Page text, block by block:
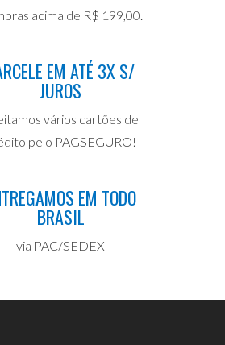
acima de R$ 199,00.
EM ATÉ 3X S/
JUROS
vários cartões de
pelo PAGSEGURO!
EM TODO
BRASIL
via PAC/SEDEX